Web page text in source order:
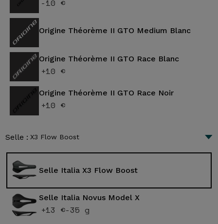
-10 €
Origine Théorème II GTO Medium Blanc
Origine Théorème II GTO Race Blanc
+10 €
Origine Théorème II GTO Race Noir
+10 €
Selle : X3 Flow Boost
Selle Italia X3 Flow Boost
Selle Italia Novus Model X
+13 €-35 g